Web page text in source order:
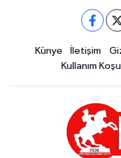
Künye İletişim
Kullanım